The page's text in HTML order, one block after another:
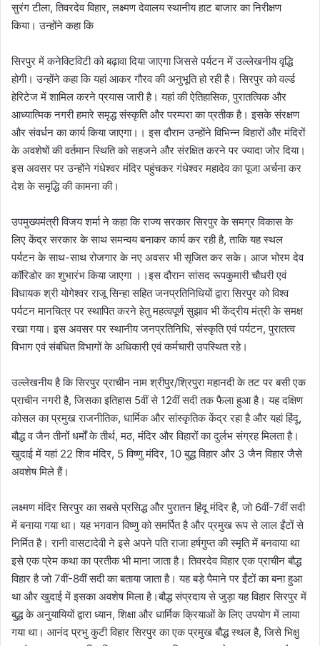
सुरंग टीला, तिवरदेव विहार, लक्ष्मण देवालय स्थानीय हाट बाजार का निरीक्षण
किया। उन्होंने कहा कि
सिरपुर में कनेक्टिविटी को बढ़ावा दिया जाएगा जिससे पर्यटन में उल्लेखनीय वृद्धि
होगी। उन्होंने कहा कि यहां आकर गौरव की अनुभूति हो रही है। सिरपुर को वर्ल्ड
हेरिटेज में शामिल करने प्रयास जारी है। यहां की ऐतिहासिक, पुरातत्विक और
आध्यात्मिक नगरी हमारे समृद्ध संस्कृति और परम्परा का प्रतीक है। इसके संरक्षण
और संवर्धन का कार्य किया जाएगा।। इस दौरान उन्होंने विभिन्न विहारों और मंदिरों
के अवशेषों की वर्तमान स्थिति को सहजने और संरक्षित करने पर ज्यादा जोर दिया।
इस अवसर पर उन्होंने गंधेश्वर मंदिर पहुंचकर गंधेश्वर महादेव का पूजा अर्चना कर
देश के समृद्धि की कामना की।
उपमुख्यमंत्री विजय शर्मा ने कहा कि राज्य सरकार सिरपुर के समग्र विकास के
लिए केंद्र सरकार के साथ समन्वय बनाकर कार्य कर रही है, ताकि यह स्थल
पर्यटन के साथ-साथ रोजगार के नए अवसर भी सृजित कर सके। आज भोरम देव
कॉरिडोर का शुभारंभ किया जाएगा ।।इस दौरान सांसद रूपकुमारी चौधरी एवं
विधायक श्री योगेश्वर राजू सिन्हा सहित जनप्रतिनिधियों द्वारा सिरपुर को विश्व
पर्यटन मानचित्र पर स्थापित करने हेतु महत्वपूर्ण सुझाव भी केंद्रीय मंत्री के समक्ष
रखा गया। इस अवसर पर स्थानीय जनप्रतिनिधि, संस्कृति एवं पर्यटन, पुरातत्व
विभाग एवं संबंधित विभागों के अधिकारी एवं कर्मचारी उपस्थित रहे।
उल्लेखनीय है कि सिरपुर प्राचीन नाम श्रीपुर/श्रिपुरा महानदी के तट पर बसी एक
प्राचीन नगरी है, जिसका इतिहास 5वीं से 12वीं सदी तक फैला हुआ है। यह दक्षिण
कोसल का प्रमुख राजनीतिक, धार्मिक और सांस्कृतिक केंद्र रहा है और यहां हिंदू,
बौद्ध व जैन तीनों धर्मों के तीर्थ, मठ, मंदिर और विहारों का दुर्लभ संग्रह मिलता है।
खुदाई में यहां 22 शिव मंदिर, 5 विष्णु मंदिर, 10 बुद्ध विहार और 3 जैन विहार जैसे
अवशेष मिले हैं।
लक्ष्मण मंदिर सिरपुर का सबसे प्रसिद्ध और पुरातन हिंदू मंदिर है, जो 6वीं-7वीं सदी
में बनाया गया था। यह भगवान विष्णु को समर्पित है और प्रमुख रूप से लाल ईंटों से
निर्मित है। रानी वासटादेवी ने इसे अपने पति राजा हर्षगुप्त की स्मृति में बनवाया था
इसे एक प्रेम कथा का प्रतीक भी माना जाता है। तिवरदेव विहार एक प्राचीन बौद्ध
विहार है जो 7वीं-8वीं सदी का बताया जाता है। यह बड़े पैमाने पर ईंटों का बना हुआ
था और खुदाई में इसका अवशेष मिला है।बौद्ध संप्रदाय से जुड़ा यह विहार सिरपुर में
बुद्ध के अनुयायियों द्वारा ध्यान, शिक्षा और धार्मिक क्रियाओं के लिए उपयोग में लाया
गया था। आनंद प्रभु कुटी विहार सिरपुर का एक प्रमुख बौद्ध स्थल है, जिसे भिक्षु